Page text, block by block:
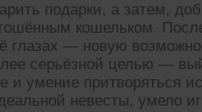
подарки, а затем,
кошельком.
глазах — новую
серьёзной целью —
и умение притворяться
невесты, умело